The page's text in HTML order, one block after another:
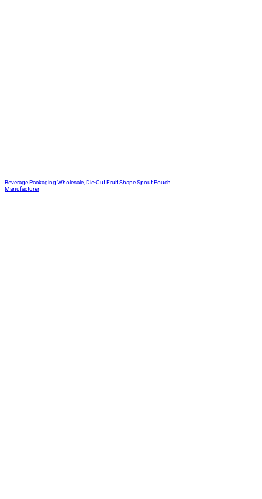
Beverage Packaging Wholesale, Die-Cut Fruit Shape Spout Pouch
Manufacturer